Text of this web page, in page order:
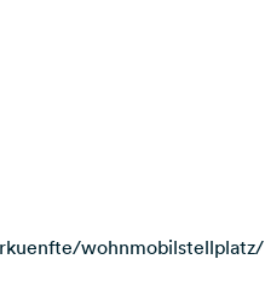
wohnmobilstellplatz/